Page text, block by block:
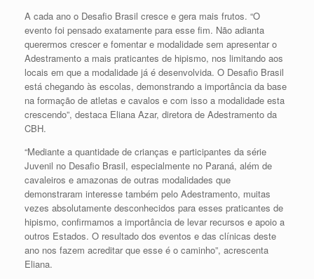
A cada ano o Desafio Brasil cresce e gera mais frutos. “O
evento foi pensado exatamente para esse fim. Não adianta
querermos crescer e fomentar e modalidade sem apresentar o
Adestramento a mais praticantes de hipismo, nos limitando aos
locais em que a modalidade já é desenvolvida. O Desafio Brasil
está chegando às escolas, demonstrando a importância da base
na formação de atletas e cavalos e com isso a modalidade esta
crescendo”, destaca Eliana Azar, diretora de Adestramento da
CBH.
“Mediante a quantidade de crianças e participantes da série
Juvenil no Desafio Brasil, especialmente no Paraná, além de
cavaleiros e amazonas de outras modalidades que
demonstraram interesse também pelo Adestramento, muitas
vezes absolutamente desconhecidos para esses praticantes de
hipismo, confirmamos a importância de levar recursos e apoio a
outros Estados. O resultado dos eventos e das clínicas deste
ano nos fazem acreditar que esse é o caminho”, acrescenta
Eliana.